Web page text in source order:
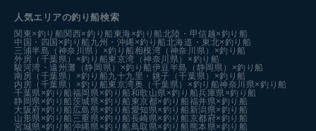
人気エリアの釣り船検索
関東×釣り船関西×釣り船 東海×釣り船北陸・甲信越×釣り船
中国・四国×釣り船 九州・沖縄×釣り船北海道・東北×釣り船
三浦半島（神奈川県）×釣り船相模湾（神奈川県）×釣り船
外房（千葉県）×釣り船東京湾（神奈川県）×釣り船
駿河湾・遠州灘（静岡県）×釣り船伊豆半島（静岡県）×釣り船
南房（千葉県）×釣り船九十九里・銚子（千葉県）×釣り船
内房（千葉県）×釣り船東京湾奥（千葉県）×釣り船神奈川県×釣り船
千葉県×釣り船福岡県×釣り船和歌山県×釣り船兵庫県×釣り船
静岡県×釣り船茨城県×釣り船 東京都×釣り船福井県×釣り船
大阪府×釣り船 広島県×釣り船愛知県×釣り船 新潟県×釣り船
山形県×釣り船 三重県×釣り船長崎県×釣り船京都府×釣り船
宮城県×釣り船沖縄県×釣り船鳥取県×釣り船 熊本県×釣り船